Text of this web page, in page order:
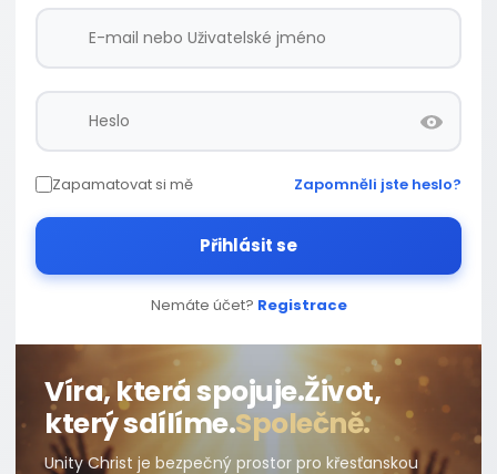
Zapamatovat si mě Zapomněli jste heslo?
Přihlásit se
Nemáte účet? Registrace
Víra, která spojuje.Život,
který sdílíme.Společně.
Unity Christ je bezpečný prostor pro křesťanskou